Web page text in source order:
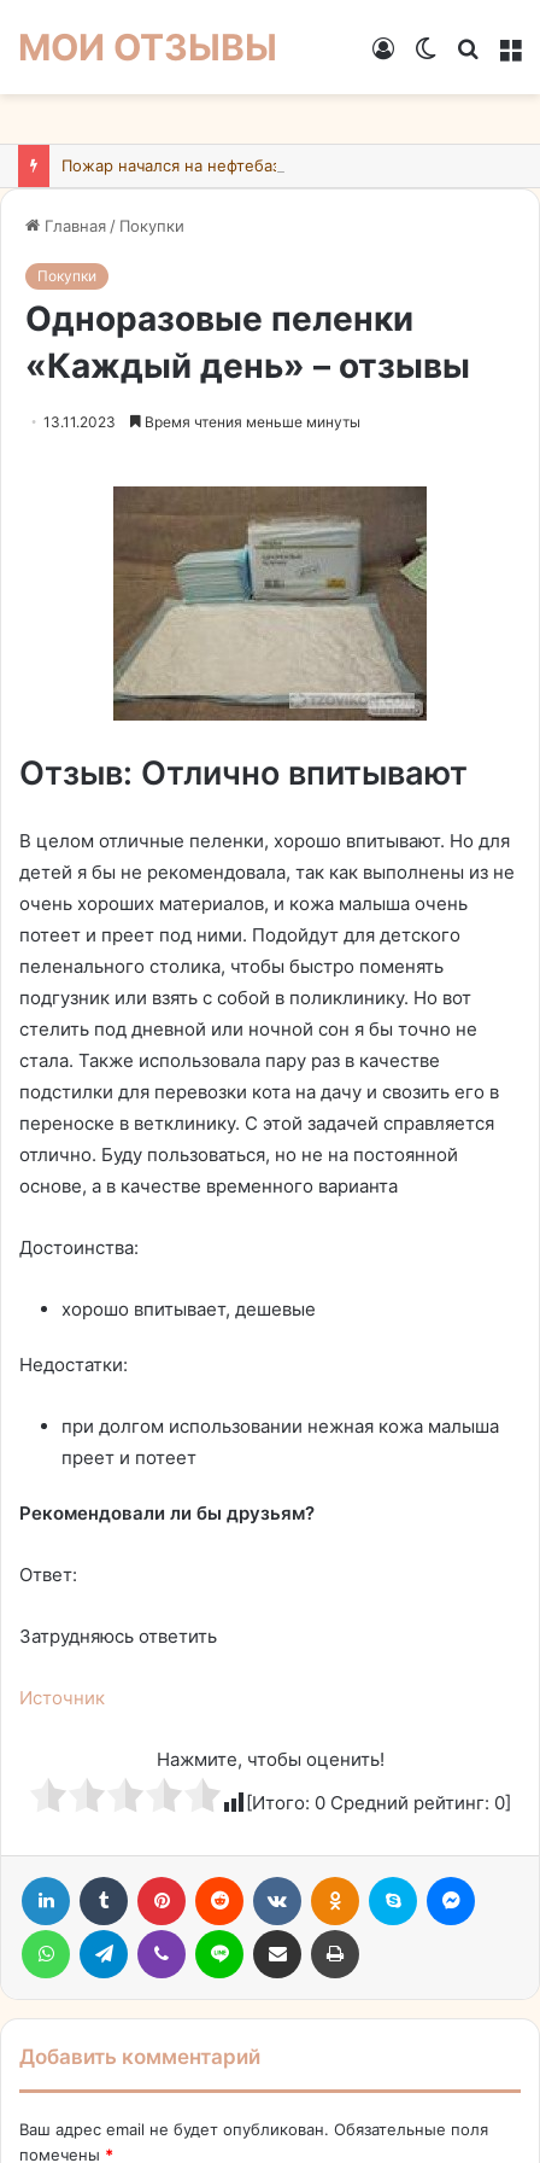
МОИ ОТЗЫВЫ
Switch
Войти
Главная / Покупки
Покупки
Одноразовые пеленки
«Каждый день» – отзывы
13.11.2023 Время чтения меньше минуты
Отзыв: Отлично впитывают
В целом отличные пеленки, хорошо впитывают. Но для
детей я бы не рекомендовала, так как выполнены из не
очень хороших материалов, и кожа малыша очень
потеет и преет под ними. Подойдут для детского
пеленального столика, чтобы быстро поменять
подгузник или взять с собой в поликлинику. Но вот
стелить под дневной или ночной сон я бы точно не
стала. Также использовала пару раз в качестве
подстилки для перевозки кота на дачу и свозить его в
переноске в ветклинику. С этой задачей справляется
отлично. Буду пользоваться, но не на постоянной
основе, а в качестве временного варианта
Достоинства:
хорошо впитывает, дешевые
Недостатки:
при долгом использовании нежная кожа малыша
преет и потеет
Рекомендовали ли бы друзьям?
Ответ:
Затрудняюсь ответить
Источник
Нажмите, чтобы оценить!
[Итого: 0 Средний рейтинг: 0]
LinkedIn Tumblr Pinterest Reddit ВконтактеОдноклассники
Skype
WhatsAppTelegram Viber Line Поделиться через электронную почту Печатать
Добавить комментарий
Ваш адрес email не будет опубликован. Обязательные поля
помечены *